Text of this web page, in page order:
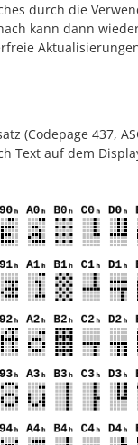
durch die
kann dann
(Codepage 437,
Text auf dem